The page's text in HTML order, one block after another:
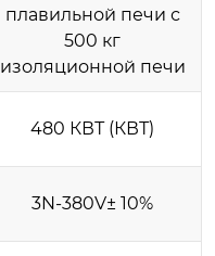
плавильной печи с
500 кг
изоляционной печи
480 КВТ (КВТ)
3N-380V± 10%